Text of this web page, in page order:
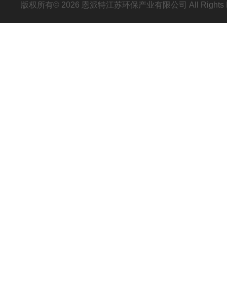
版权所有© 2026 恩派特江苏环保产业有限公司 All